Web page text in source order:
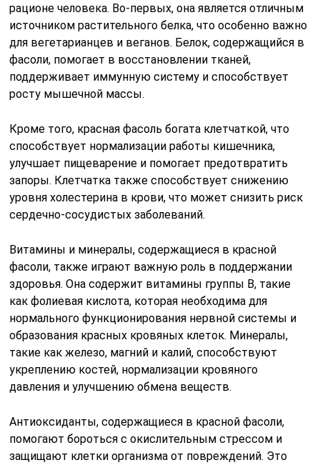
рационе человека. Во-первых, она является отличным
источником растительного белка, что особенно важно
для вегетарианцев и веганов. Белок, содержащийся в
фасоли, помогает в восстановлении тканей,
поддерживает иммунную систему и способствует
росту мышечной массы.
Кроме того, красная фасоль богата клетчаткой, что
способствует нормализации работы кишечника,
улучшает пищеварение и помогает предотвратить
запоры. Клетчатка также способствует снижению
уровня холестерина в крови, что может снизить риск
сердечно-сосудистых заболеваний.
Витамины и минералы, содержащиеся в красной
фасоли, также играют важную роль в поддержании
здоровья. Она содержит витамины группы B, такие
как фолиевая кислота, которая необходима для
нормального функционирования нервной системы и
образования красных кровяных клеток. Минералы,
такие как железо, магний и калий, способствуют
укреплению костей, нормализации кровяного
давления и улучшению обмена веществ.
Антиоксиданты, содержащиеся в красной фасоли,
помогают бороться с окислительным стрессом и
защищают клетки организма от повреждений. Это